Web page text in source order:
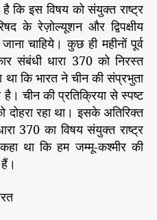
कि इस विषय को संयुक्त राष्ट्र
के रेज़ोल्यूशन और द्विपक्षीय
चाहिये। कुछ ही महीनों पूर्व
संबंधी धारा 370 को निरस्त
था कि भारत ने चीन की संप्रभुता
चीन की प्रतिक्रिया से स्पष्ट
दोहरा रहा था। इसके अतिरिक्त
370 का विषय संयुक्त राष्ट्र
था कि हम जम्मू-कश्मीर की